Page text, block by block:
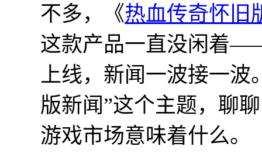
不多，《热血传奇怀旧
这款产品一直没闲着
上线，新闻一波接一波
版新闻”这个主题，聊
游戏市场意味着什么。